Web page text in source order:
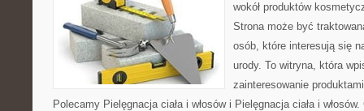
wokół produktów
Strona może być
osób, które interesują się
urody. To witryna, która
zainteresowanie
Polecamy Pielęgnacja ciała i włosów i Pielęgnacja ciała i